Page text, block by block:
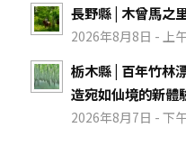
長野縣 | 木曾馬之
2026年8月8日 - 上
栃木縣 | 百年竹林
造宛如仙境的新體
2026年8月7日 - 下